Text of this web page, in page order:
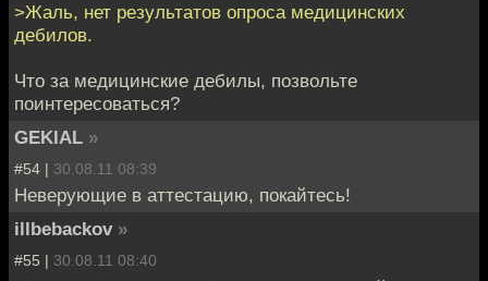
>Жаль, нет результатов опроса медицинских
дебилов.
Что за медицинские дебилы, позвольте
поинтересоваться?
GEKIAL »
#54 | 30.08.11 08:39
Неверующие в аттестацию, покайтесь!
illbebackov »
#55 | 30.08.11 08:40